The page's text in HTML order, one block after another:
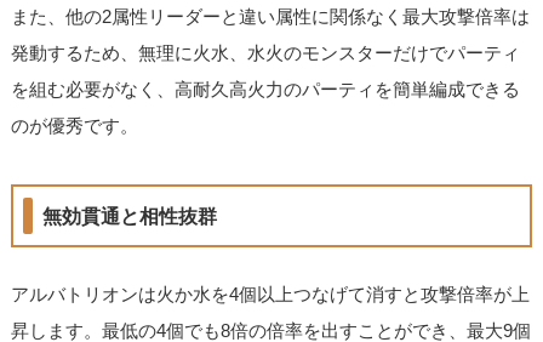
また、他の2属性リーダーと違い属性に関係なく最大攻撃倍率は
発動するため、無理に火水、水火のモンスターだけでパーティ
を組む必要がなく、高耐久高火力のパーティを簡単編成できる
のが優秀です。
無効貫通と相性抜群
アルバトリオンは火か水を4個以上つなげて消すと攻撃倍率が上
昇します。最低の4個でも8倍の倍率を出すことができ、最大9個